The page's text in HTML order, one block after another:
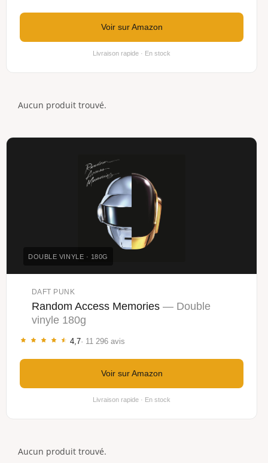
Voir sur Amazon
Livraison rapide · En stock
Aucun produit trouvé.
DOUBLE VINYLE · 180G
DAFT PUNK
Random Access Memories — Double
vinyle 180g
4,7· 11 296 avis
Voir sur Amazon
Livraison rapide · En stock
Aucun produit trouvé.